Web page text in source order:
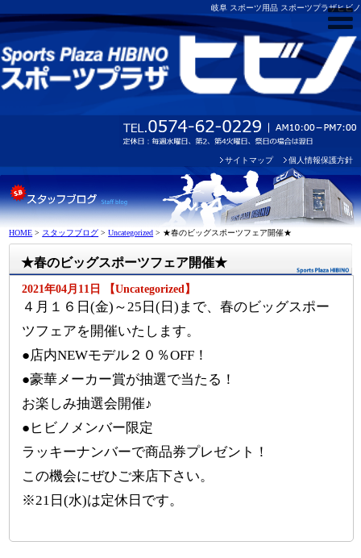
岐阜 スポーツ用品 スポーツプラザヒビノ
サイトマップ 個人情報保護方針
HOME > スタッフブログ >Uncategorized > ★春のビッグスポーツフェア開催★
★春のビッグスポーツフェア開催★
2021年04月11日 【Uncategorized】
４月１６日(金)～25日(日)まで、春のビッグスポー
ツフェアを開催いたします。
●店内NEWモデル２０％OFF！
●豪華メーカー賞が抽選で当たる！
お楽しみ抽選会開催♪
●ヒビノメンバー限定
ラッキーナンバーで商品券プレゼント！
この機会にぜひご来店下さい。
※21日(水)は定休日です。